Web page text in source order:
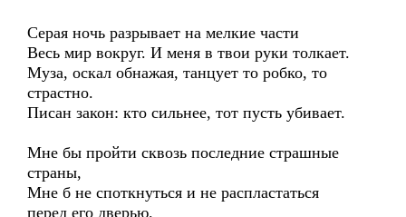
Серая ночь разрывает на мелкие части
Весь мир вокруг. И меня в твои руки толкает.
Муза, оскал обнажая, танцует то робко, то
страстно.
Писан закон: кто сильнее, тот пусть убивает.
Мне бы пройти сквозь последние страшные
страны,
Мне б не споткнуться и не распластаться
перед его дверью.